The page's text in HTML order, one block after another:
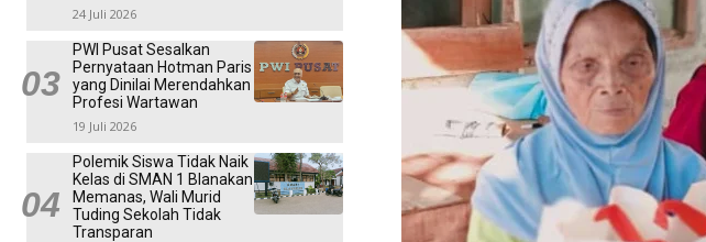
24 Juli 2026
PWI Pusat Sesalkan
Pernyataan Hotman Paris
yang Dinilai Merendahkan
Profesi Wartawan
19 Juli 2026
Polemik Siswa Tidak Naik
Kelas di SMAN 1 Blanakan
Memanas, Wali Murid
Tuding Sekolah Tidak
Transparan